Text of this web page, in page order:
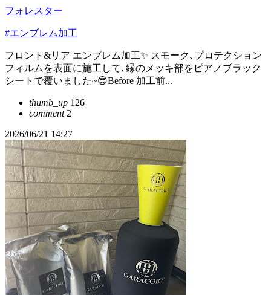
フォレスター
#エンブレム加工
フロント&リア エンブレム加工✨ スモーク､プロテクション
フィルムを表面に施工して､縁のメッキ部をピアノブラック
シートで覆いました~😎Before 加工前...
thumb_up 126
comment2
2026/06/21 14:27